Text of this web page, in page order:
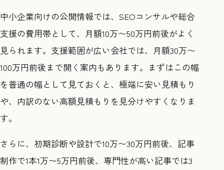
中小企業向けの公開情報では、SEOコンサルや総合
支援の費用帯として、月額10万〜50万円前後がよく
見られます。支援範囲が広い会社では、月額30万〜
100万円前後まで開く案内もあります。まずはこの幅
を普通の幅として見ておくと、極端に安い見積もり
や、内訳のない高額見積もりを見分けやすくなりま
す。
さらに、初期診断や設計で10万〜30万円前後、記事
制作で1本1万〜5万円前後、専門性が高い記事では3